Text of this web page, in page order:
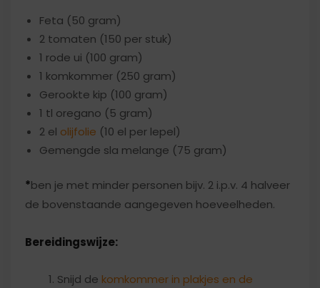
Feta (50 gram)
2 tomaten (150 per stuk)
1 rode ui (100 gram)
1 komkommer (250 gram)
Gerookte kip (100 gram)
1 tl oregano (5 gram)
2 el olijfolie (10 el per lepel)
Gemengde sla melange (75 gram)
*ben je met minder personen bijv. 2 i.p.v. 4 halveer
de bovenstaande aangegeven hoeveelheden.
Bereidingswijze:
Snijd de komkommer in plakjes en de